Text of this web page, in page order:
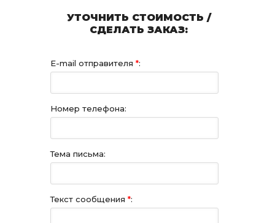
УТОЧНИТЬ СТОИМОСТЬ /
СДЕЛАТЬ ЗАКАЗ:
E-mail отправителя *:
Номер телефона:
Тема письма:
Текст сообщения *: